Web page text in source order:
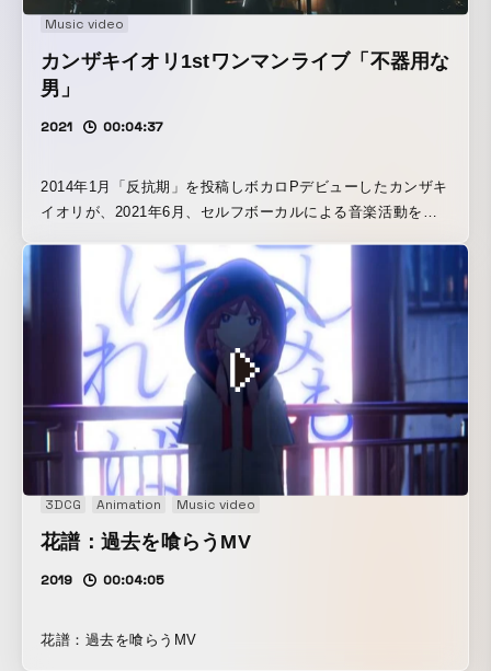
Music video
カンザキイオリ1stワンマンライブ「不器用な
男」
2021 00:04:37
2014年1月「反抗期」を投稿しボカロPデビューしたカンザキ
イオリが、2021年6月、セルフボーカルによる音楽活動を本
第一回公演”不器用な男”」を開催しました。動画は、ライブ
時の一部を編集したMUSIC VIDEOとなっています。
3DCG Animation Music video
花譜：過去を喰らうMV
2019 00:04:05
花譜：過去を喰らうMV